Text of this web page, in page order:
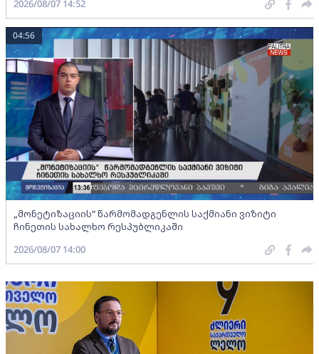
2026/08/07 14:52
„მონეტიზაციის“ წარმომადგენლის საქმიანი ვიზიტი
ჩინეთის სახალხო რესპუბლიკაში
04:56
2026/08/07 14:00